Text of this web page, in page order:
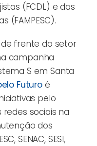
(FCDL) e das
(FAMPESC).
de frente do setor
campanha
S em Santa
Futuroé
pelo
sociais na
dos
SENAC, SESI,